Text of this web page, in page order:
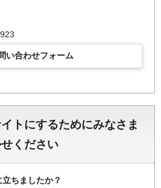
い合わせフォーム
トにするためにみなさま
ください
ちましたか？